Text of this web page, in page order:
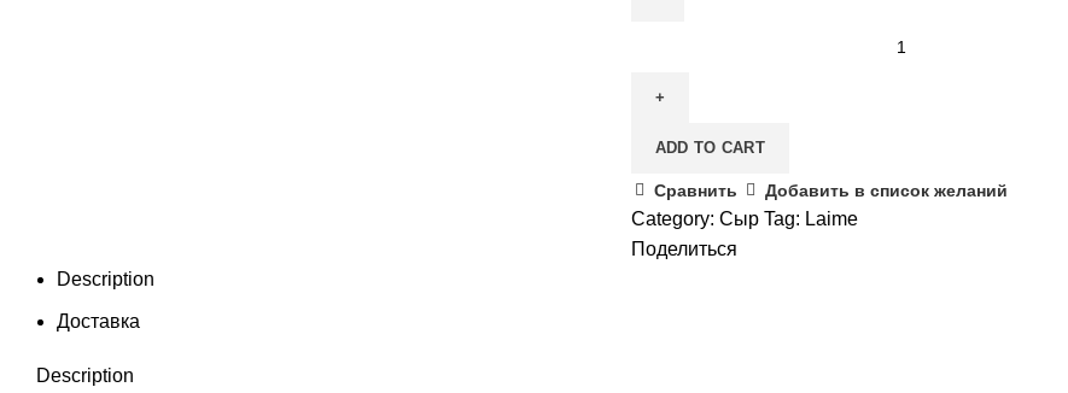
"Laime"6
ж.40%,
4.5
кг
quantity
ADD TO CART
Сравнить Добавить в список желаний
Category: Сыр Tag: Laime
Поделиться
Description
Доставка
Description